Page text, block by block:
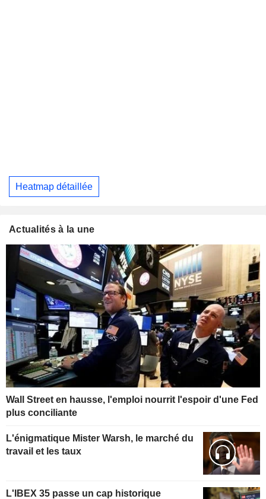
Heatmap détaillée
Actualités à la une
Wall Street en hausse, l'emploi nourrit l'espoir d'une Fed
plus conciliante
L'énigmatique Mister Warsh, le marché du
travail et les taux
L'IBEX 35 passe un cap historique